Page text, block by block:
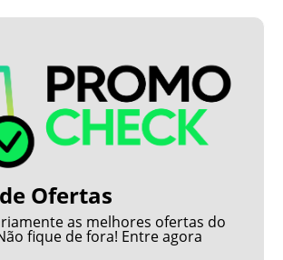
Ofertas
as melhores ofertas do
fique de fora! Entre agora